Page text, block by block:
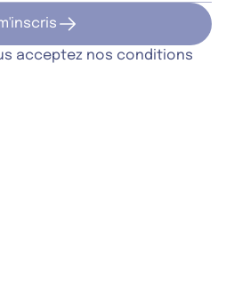
acceptez nos conditions